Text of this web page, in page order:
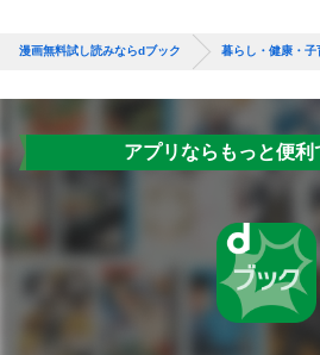
漫画無料試し読みならdブック 暮らし・健康・子
アプリならもっと便利